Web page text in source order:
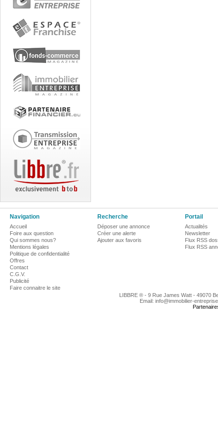
Navigation
Accueil
Foire aux question
Qui sommes nous?
Mentions légales
Politique de confidentialité
Offres
Contact
C.G.V.
Publicité
Faire connaitre le site
Recherche
Déposer une annonce
Créer une alerte
Ajouter aux favoris
Portail
Actualités
Newsletter
Flux RSS
Flux RSS
LIBBRE ® - 9 Rue James Watt - 49070
Email: info@immobilier-